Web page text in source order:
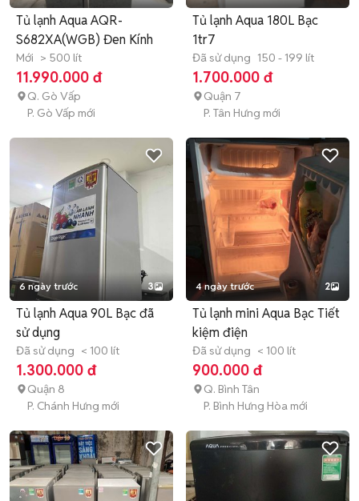
Tủ lạnh Aqua AQR-
S682XA(WGB) Đen Kính
Mới > 500 lít
11.990.000 đ
Q. Gò Vấp
P. Gò Vấp mới
Tủ lạnh Aqua 180L Bạc
1tr7
Đã sử dụng 150 - 199 lít
1.700.000 đ
Quận 7
P. Tân Hưng mới
6 ngày trước 3
Tủ lạnh Aqua 90L Bạc đã
sử dụng
Đã sử dụng < 100 lít
1.300.000 đ
Quận 8
P. Chánh Hưng mới
4 ngày trước 2
Tủ lạnh mini Aqua Bạc Tiết
kiệm điện
Đã sử dụng < 100 lít
900.000 đ
Q. Bình Tân
P. Bình Hưng Hòa mới